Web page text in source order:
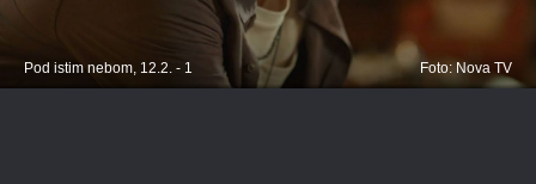
Pod istim nebom, 12.2. - 1 Foto: Nova TV